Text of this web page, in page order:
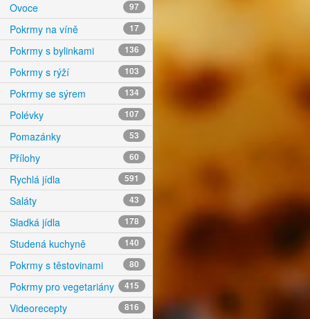
Ovoce 97
Pokrmy na víně 17
Pokrmy s bylinkami 136
Pokrmy s rýží 103
Pokrmy se sýrem 134
Polévky 107
Pomazánky 53
Přílohy 60
Rychlá jídla 591
Saláty 43
Sladká jídla 178
Studená kuchyně 140
Pokrmy s těstovinami 80
Pokrmy pro vegetariány 415
Videorecepty 816